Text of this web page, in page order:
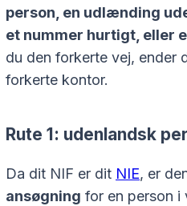
person, en udlænding
et nummer hurtigt, eller
du den forkerte vej, ender
forkerte kontor.
Rute 1: udenlandsk
Da dit NIF er dit NIE, er
ansøgning for en person i